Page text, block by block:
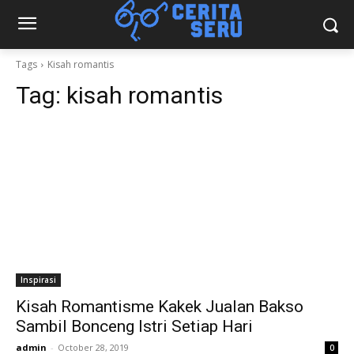
Tags Kisah romantis
Tag: kisah romantis
Inspirasi
Kisah Romantisme Kakek Jualan Bakso
Sambil Bonceng Istri Setiap Hari
admin - October 28, 2019 0